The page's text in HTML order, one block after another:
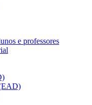
e professores